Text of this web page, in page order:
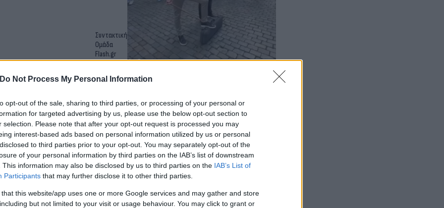
Do Not Process My Personal Information
opt-out of the sale, sharing to third parties, or processing of your personal or
for targeted advertising by us, please use the below opt-out section to
selection. Please note that after your opt-out request is processed you may
interest-based ads based on personal information utilized by us or personal
to third parties prior to your opt-out. You may separately opt-out of the
of your personal information by third parties on the IAB’s list of downstream
This information may also be disclosed by us to third parties on the IAB’s List of
Participants that may further disclose it to other third parties.
that this website/app uses one or more Google services and may gather and store
but not limited to your visit or usage behaviour. You may click to grant or
Συντακτική
Ομάδα
Flash.gr
συνάντηση στις
η Ελλάδα είναι από τις
Ομάδα
Flash.gr